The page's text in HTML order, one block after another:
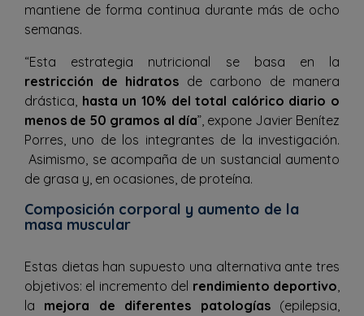
mantiene de forma continua durante más de ocho
semanas.
“Esta estrategia nutricional se basa en la
restricción de hidratos de carbono de manera
drástica, hasta un 10% del total calórico diario o
menos de 50 gramos al día”, expone Javier Benítez
Porres, uno de los integrantes de la investigación.
Asimismo, se acompaña de un sustancial aumento
de grasa y, en ocasiones, de proteína.
Composición corporal y aumento de la
masa muscular
Estas dietas han supuesto una alternativa ante tres
objetivos: el incremento del rendimiento deportivo,
la mejora de diferentes patologías(epilepsia,